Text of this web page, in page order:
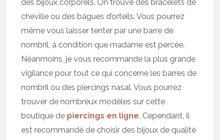
des bijoux corporels. On trouve des bracelets de
cheville ou des bagues d’orteils. Vous pourrez
même vous laisser tenter par une barre de
nombril, à condition que madame est percée.
Néanmoins, je vous recommande la plus grande
vigilance pour tout ce qui concerne les barres de
nombril ou des piercings nasal. Vous pourrez
trouver de nombreux modèles sur cette
boutique de piercings en ligne. Cependant, il
est recommandé de choisir des bijoux de qualité